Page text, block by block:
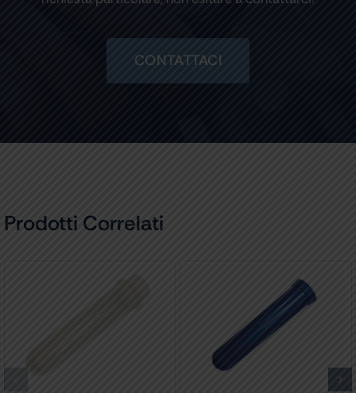
CONTATTACI
Prodotti Correlati